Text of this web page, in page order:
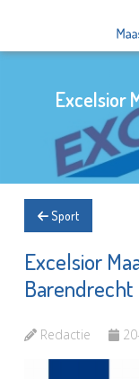
Excelsior
Sport
Excelsior
Barendrecht
Redactie